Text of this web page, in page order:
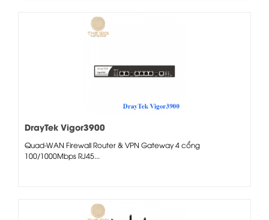
DrayTek Vigor3900
Quad-WAN Firewall Router & VPN Gateway 4 cổng
100/1000Mbps RJ45...